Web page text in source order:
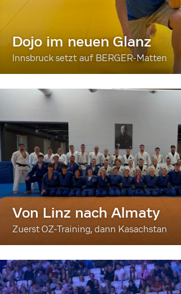
Dojo im neuen Glanz
Innsbruck setzt auf BERGER-Matten
Von Linz nach Almaty
Zuerst OZ-Training, dann Kasachstan